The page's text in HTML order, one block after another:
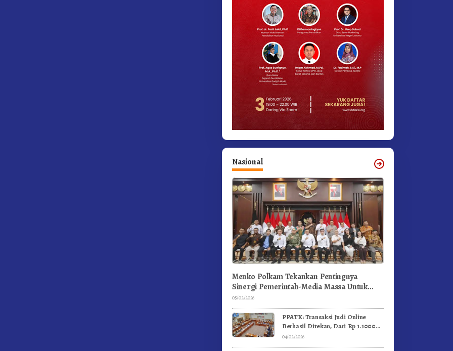
Nasional
Menko Polkam Tekankan Pentingnya
Sinergi Pemerintah-Media Massa Untuk
Jaga Stabilitas Bangsa
05/02/2026
PPATK: Transaksi Judi Online
Berhasil Ditekan, Dari Rp 1.1000
Triliun Menjadi Rp 268 Triliun
04/02/2026